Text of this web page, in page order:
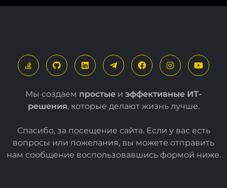
Мы создаем простые и эффективные ИТ-
решения, которые делают жизнь лучше.
Спасибо, за посещение сайта. Если у вас есть
вопросы или пожелания, вы можете отправить
нам сообщение воспользовавшись формой ниже.